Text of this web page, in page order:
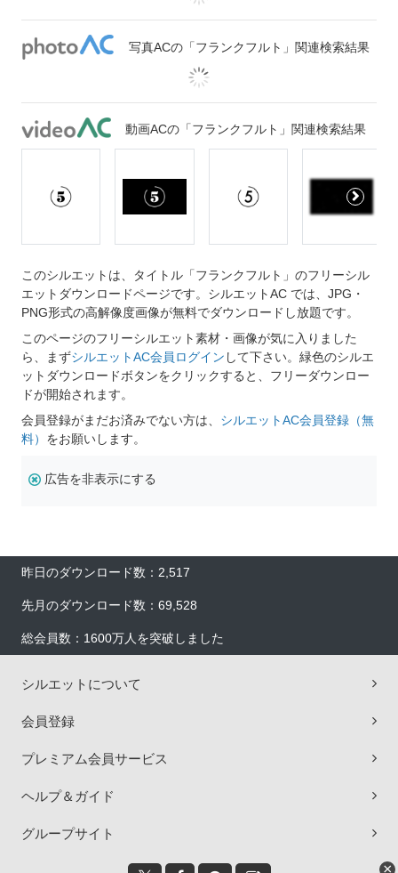
写真ACの「フランクフルト」関連検索結果
動画ACの「フランクフルト」関連検索結果
このシルエットは、タイトル「フランクフルト」のフリーシル
エットダウンロードページです。シルエットAC では、JPG・
PNG形式の高解像度画像が無料でダウンロードし放題です。
このページのフリーシルエット素材・画像が気に入りました
ら、まずシルエットAC会員ログイン して下さい。緑色のシルエ
ットダウンロードボタンをクリックすると、フリーダウンロー
ドが開始されます。
会員登録がまだお済みでない方は、 シルエットAC会員登録（無
料） をお願いします。
広告を非表示にする
昨日のダウンロード数：2,517
先月のダウンロード数：69,528
総会員数：1600万人を突破しました
シルエットについて
会員登録
プレミアム会員サービス
ヘルプ＆ガイド
グループサイト
×